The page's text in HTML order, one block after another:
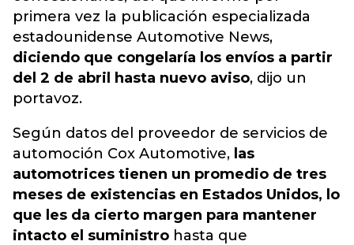
primera vez la publicación especializada
estadounidense Automotive News,
diciendo que congelaría los envíos a partir
del 2 de abril hasta nuevo aviso, dijo un
portavoz.
Según datos del proveedor de servicios de
automoción Cox Automotive, las
automotrices tienen un promedio de tres
meses de existencias en Estados Unidos, lo
que les da cierto margen para mantener
intacto el suministro hasta que